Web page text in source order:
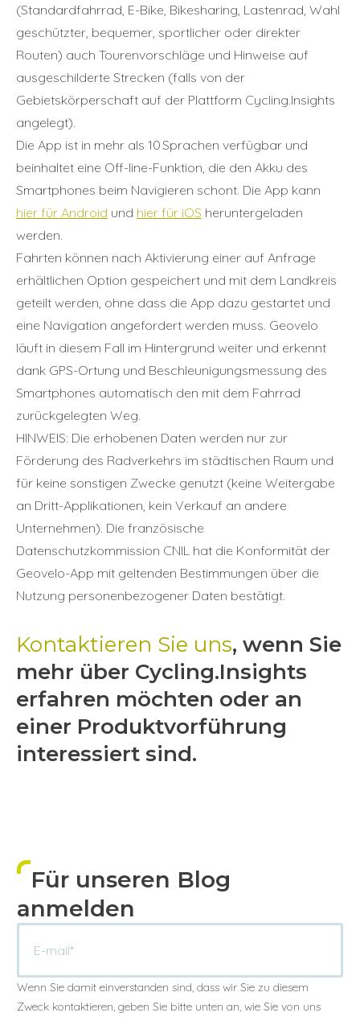
(Standardfahrrad, E-Bike, Bikesharing, Lastenrad, Wahl
geschützter, bequemer, sportlicher oder direkter
Routen) auch Tourenvorschläge und Hinweise auf
ausgeschilderte Strecken (falls von der
Gebietskörperschaft auf der Plattform Cycling.Insights
angelegt).
Die App ist in mehr als 10 Sprachen verfügbar und
beinhaltet eine Off-line-Funktion, die den Akku des
Smartphones beim Navigieren schont. Die App kann
hier für Android und hier für iOS heruntergeladen
werden.
Fahrten können nach Aktivierung einer auf Anfrage
erhältlichen Option gespeichert und mit dem Landkreis
geteilt werden, ohne dass die App dazu gestartet und
eine Navigation angefordert werden muss. Geovelo
läuft in diesem Fall im Hintergrund weiter und erkennt
dank GPS-Ortung und Beschleunigungsmessung des
Smartphones automatisch den mit dem Fahrrad
zurückgelegten Weg.
HINWEIS: Die erhobenen Daten werden nur zur
Förderung des Radverkehrs im städtischen Raum und
für keine sonstigen Zwecke genutzt (keine Weitergabe
an Dritt-Applikationen, kein Verkauf an andere
Unternehmen). Die französische
Datenschutzkommission CNIL hat die Konformität der
Geovelo-App mit geltenden Bestimmungen über die
Nutzung personenbezogener Daten bestätigt.
Kontaktieren Sie uns, wenn Sie
mehr über Cycling.Insights
erfahren möchten oder an
einer Produktvorführung
interessiert sind.
Für unseren Blog
anmelden
Wenn Sie damit einverstanden sind, dass wir Sie zu diesem
Zweck kontaktieren, geben Sie bitte unten an, wie Sie von uns